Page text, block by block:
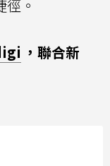
。
，聯合新